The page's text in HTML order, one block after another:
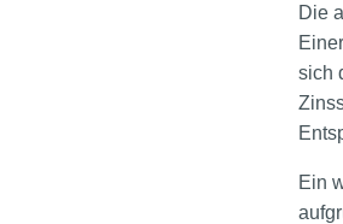
Die
sich
Ein